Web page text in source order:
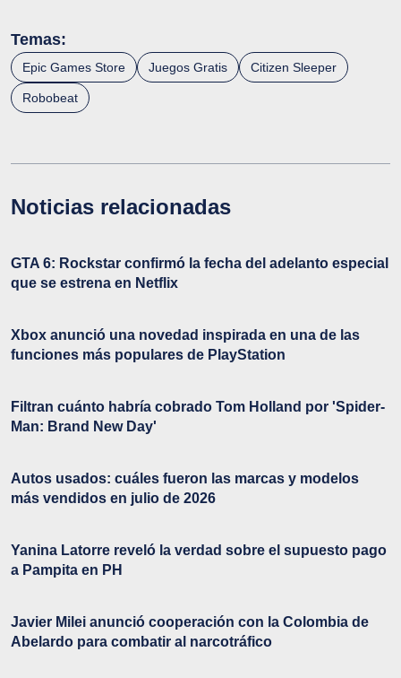
Temas:
Epic Games Store Juegos Gratis Citizen Sleeper
Robobeat
Noticias relacionadas
GTA 6: Rockstar confirmó la fecha del adelanto especial
que se estrena en Netflix
Xbox anunció una novedad inspirada en una de las
funciones más populares de PlayStation
Filtran cuánto habría cobrado Tom Holland por 'Spider-
Man: Brand New Day'
Autos usados: cuáles fueron las marcas y modelos
más vendidos en julio de 2026
Yanina Latorre reveló la verdad sobre el supuesto pago
a Pampita en PH
Javier Milei anunció cooperación con la Colombia de
Abelardo para combatir al narcotráfico